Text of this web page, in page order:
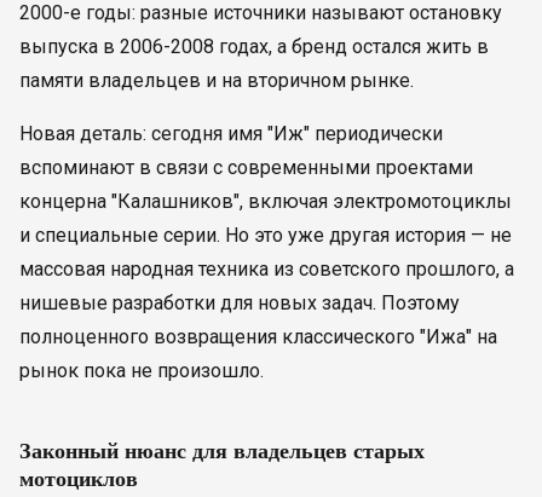
2000-е годы: разные источники называют остановку
выпуска в 2006-2008 годах, а бренд остался жить в
памяти владельцев и на вторичном рынке.
Новая деталь: сегодня имя "Иж" периодически
вспоминают в связи с современными проектами
концерна "Калашников", включая электромотоциклы
и специальные серии. Но это уже другая история — не
массовая народная техника из советского прошлого, а
нишевые разработки для новых задач. Поэтому
полноценного возвращения классического "Ижа" на
рынок пока не произошло.
Законный нюанс для владельцев старых
мотоциклов